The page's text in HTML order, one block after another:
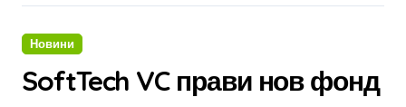
Новини
SoftTech VC прави нов фонд